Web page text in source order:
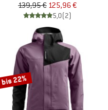
139,95 € 125,96 €
5,0(2)
bis 22%